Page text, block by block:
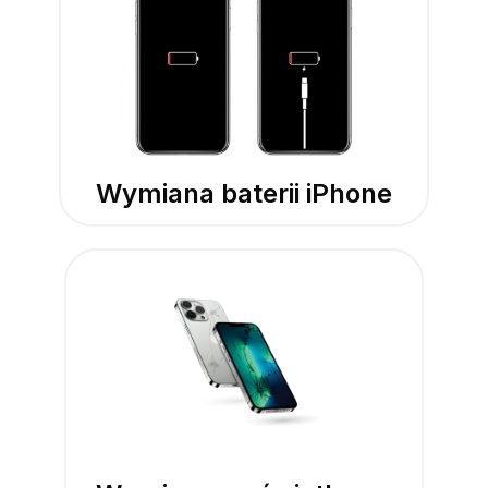
Wymiana baterii iPhone